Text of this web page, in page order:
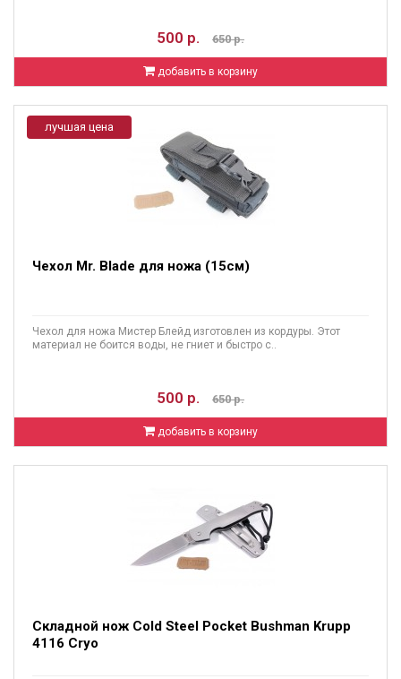
500 р. 650 р.
добавить в корзину
лучшая цена
Чехол Mr. Blade для ножа (15см)
Чехол для ножа Мистер Блейд изготовлен из кордуры. Этот
материал не боится воды, не гниет и быстро с..
500 р. 650 р.
добавить в корзину
Складной нож Cold Steel Pocket Bushman Krupp
4116 Cryo